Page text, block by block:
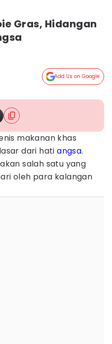
Gras, Hidangan
Add Us on Google
makanan khas
dari hatiangsa.
salah satu yang
oleh para kalangan